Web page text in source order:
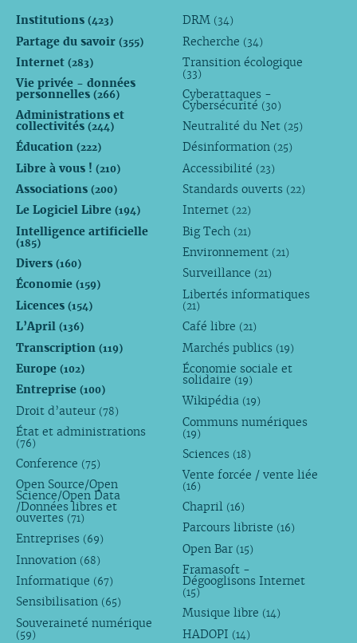
Institutions (423)
Partage du savoir (355)
Internet (283)
Vie privée - données
personnelles (266)
Administrations et
collectivités (244)
Éducation (222)
Libre à vous ! (210)
Associations (200)
Le Logiciel Libre (194)
Intelligence artificielle
(185)
Divers (160)
Économie (159)
Licences (154)
L’April (136)
Transcription (119)
Europe (102)
Entreprise (100)
Droit d’auteur (78)
État et administrations
(76)
Conference (75)
Open Source/Open
Science/Open Data
/Données libres et
ouvertes (71)
Entreprises (69)
Innovation (68)
Informatique (67)
Sensibilisation (65)
Souveraineté numérique
(59)
DRM (34)
Recherche (34)
Transition écologique
(33)
Cyberattaques -
Cybersécurité (30)
Neutralité du Net (25)
Désinformation (25)
Accessibilité (23)
Standards ouverts (22)
Internet (22)
Big Tech (21)
Environnement (21)
Surveillance (21)
Libertés informatiques
(21)
Café libre (21)
Marchés publics (19)
Économie sociale et
solidaire (19)
Wikipédia (19)
Communs numériques
(19)
Sciences (18)
Vente forcée / vente liée
(16)
Chapril (16)
Parcours libriste (16)
Open Bar (15)
Framasoft -
Dégooglisons Internet
(15)
Musique libre (14)
HADOPI (14)